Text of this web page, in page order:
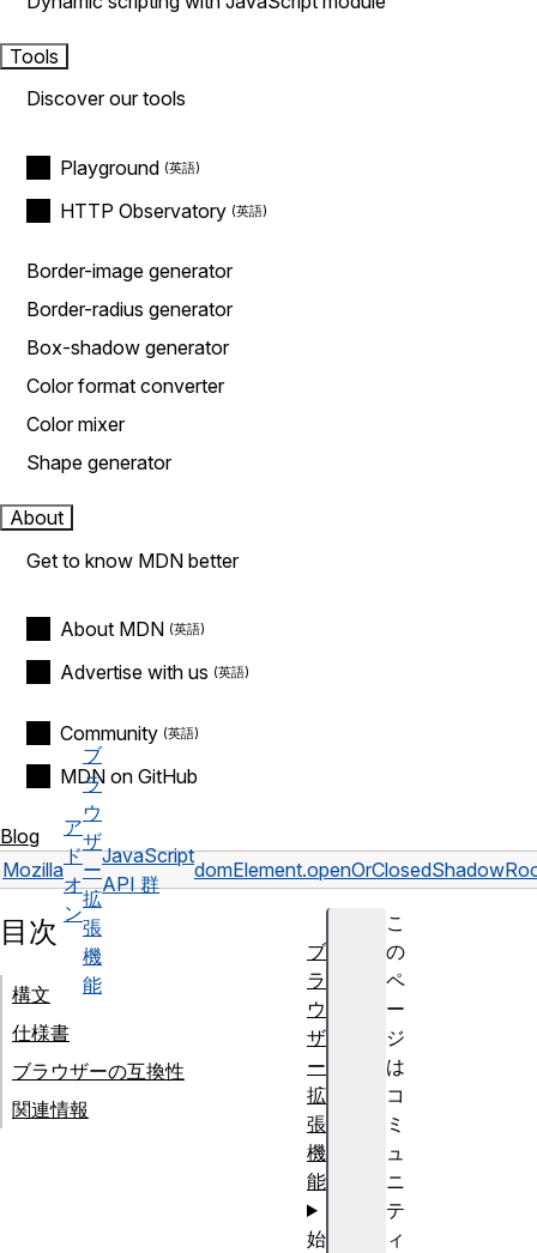
Tools
Discover our tools
Playground
HTTP Observatory
Border-image generator
Border-radius generator
Box-shadow generator
Color format converter
Color mixer
Shape generator
About
Get to know MDN better
About MDN
Advertise with us
Community
MDN on GitHub
Blog
Mozilla
ア
ド
オ
ン
ブ
ラ
ウ
ザ
ー
拡
張
機
能
JavaScript
API 群
dom
こ
の
ペ
ー
ジ
は
コ
ミ
ュ
ニ
テ
ィ
目次
構文
仕様書
ブラウザーの互換性
関連情報
ブ
ラ
ウ
ザ
ー
拡
張
機
能
始